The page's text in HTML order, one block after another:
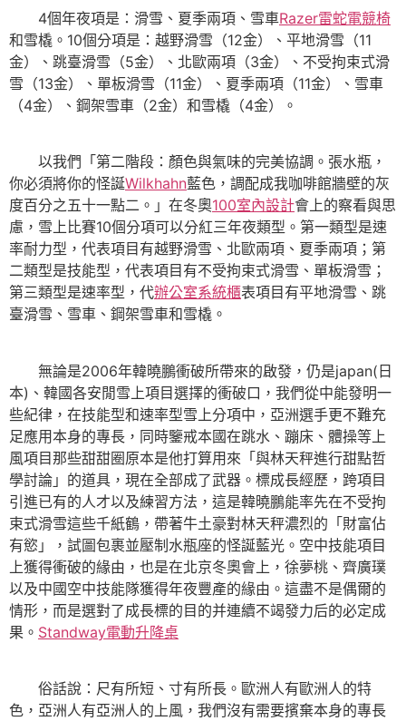
4個年夜項是：滑雪、夏季兩項、雪車Razer雷蛇電競椅
和雪橇。10個分項是：越野滑雪（12金）、平地滑雪（11
金）、跳臺滑雪（5金）、北歐兩項（3金）、不受拘束式滑
雪（13金）、單板滑雪（11金）、夏季兩項（11金）、雪車
（4金）、鋼架雪車（2金）和雪橇（4金）。
以我們「第二階段：顏色與氣味的完美協調。張水瓶，
你必須將你的怪誕Wilkhahn藍色，調配成我咖啡館牆壁的灰
度百分之五十一點二。」在冬奧100室內設計會上的察看與思
慮，雪上比賽10個分項可以分紅三年夜類型。第一類型是速
率耐力型，代表項目有越野滑雪、北歐兩項、夏季兩項；第
二類型是技能型，代表項目有不受拘束式滑雪、單板滑雪；
第三類型是速率型，代辦公室系統櫃表項目有平地滑雪、跳
臺滑雪、雪車、鋼架雪車和雪橇。
無論是2006年韓曉鵬衝破所帶來的啟發，仍是japan(日
本)、韓國各安閒雪上項目選擇的衝破口，我們從中能發明一
些紀律，在技能型和速率型雪上分項中，亞洲選手更不難充
足應用本身的專長，同時鑒戒本國在跳水、蹦床、體操等上
風項目那些甜甜圈原本是他打算用來「與林天秤進行甜點哲
學討論」的道具，現在全部成了武器。標成長經歷，跨項目
引進已有的人才以及練習方法，這是韓曉鵬能率先在不受拘
束式滑雪這些千紙鶴，帶著牛土豪對林天秤濃烈的「財富佔
有慾」，試圖包裹並壓制水瓶座的怪誕藍光。空中技能項目
上獲得衝破的緣由，也是在北京冬奧會上，徐夢桃、齊廣璞
以及中國空中技能隊獲得年夜豐產的緣由。這盡不是偶爾的
情形，而是選對了成長標的目的并連續不竭發力后的必定成
果。 Standway電動升降桌
俗話說：尺有所短、寸有所長。歐洲人有歐洲人的特
色，亞洲人有亞洲人的上風，我們沒有需要擯棄本身的專長